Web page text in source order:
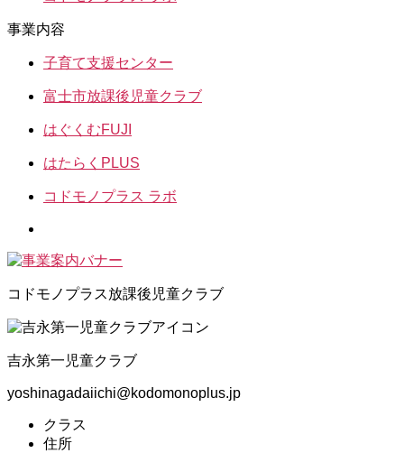
事業内容
子育て支援センター
富士市放課後児童クラブ
はぐくむFUJI
はたらくPLUS
コドモノプラス ラボ
コドモノプラス放課後児童クラブ
吉永第一児童クラブ
yoshinagadaiichi@kodomonoplus.jp
クラス
住所